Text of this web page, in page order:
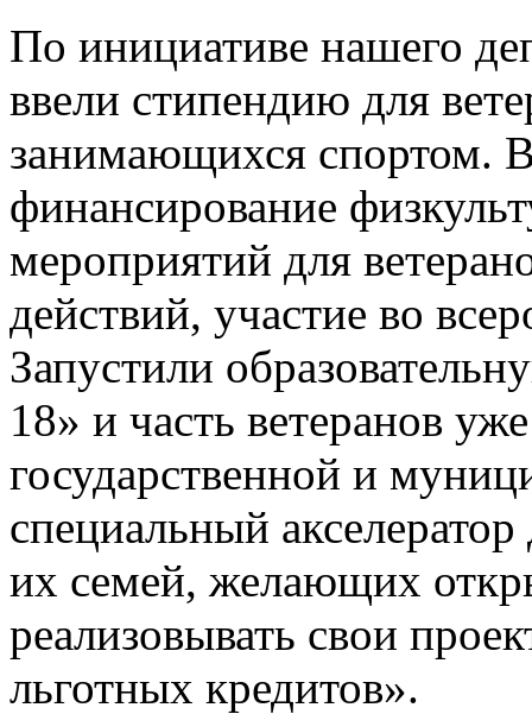
По инициативе нашего
ввели стипендию для
занимающихся спортом.
финансирование
мероприятий для
действий, участие во
Запустили
18» и часть ветеранов
государственной и
специальный
их семей, желающих
реализовывать свои
льготных кредитов».